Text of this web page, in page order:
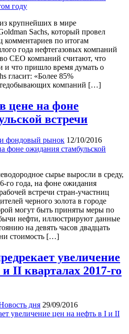
крупнейших в мире
Sachs, который провел
комментариев по итогам
года нефтегазовых компаний
CEO компаний считают, что
и что пришло время думать о
гласит: «Более 85%
компаний […]
цене на фоне
встречи
фондовый рынок 12/10/2016
сырье выросли в среду,
го года, на фоне ожидания
встречи стран-участниц
черного золота в городе
могут быть приняты меры по
нефти, иллюстрируют данные
на девять часов двадцать
стоимость […]
увеличение
II кварталах 2017-го
дня 29/09/2016